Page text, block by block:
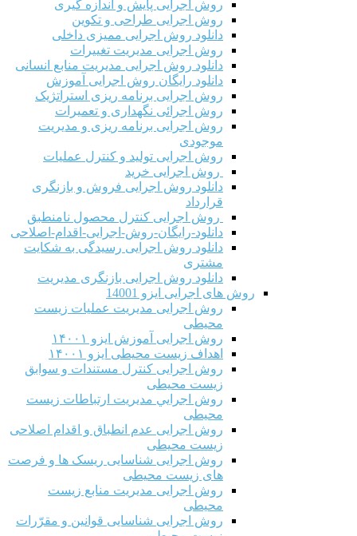
روش اجرایی پایش و اندازه گیری
روش اجرایی طراحی و تکوین
دانلود روش اجرایی ممیزی داخلی
روش اجرایی مدیریت تغییرات
دانلود روش اجرایی مدیریت منابع انسانی
دانلود رایگان روش اجرایی آموزش
روش اجرایی برنامه ریزی استراتژیک
روش اجرائی نگهداری و تعمیرات
روش اجرایی برنامه ریزی و مدیریت
موجودی
روش اجرایی تولید و کنترل عملیات
روش اجرایی خرید
دانلود روش اجرایی فروش و بازنگری
قرارداد
روش اجرایی کنترل محصول نامنطبق
دانلود-رایگان-روش-اجرایی-اقدام-اصلاحی
دانلود روش اجرایی رسیدگی به شکایت
مشتری
دانلود روش اجرایی بازنگری مدیریت
روش های اجرایی ایزو 14001
روش اجرایی مدیریت عملیات زیست
محیطی
روش اجرایی آموزش ایزو ۱۴۰۰۱
اهداف زیست محیطی ایزو ۱۴۰۰۱
روش اجرایی کنترل مستندات و سوابق
زیست محیطی
روش اجرايي مدیریت ارتباطات زیست
محیطی
روش اجرایی عدم انطباق و اقدام اصلاحی
زیست محیطی
روش اجرایی شناسایی ریسک ها و فرصت
های زیست محیطی
روش اجرایی مدیریت منابع زیست
محیطی
روش اجرایی شناسایی قوانین و مقرّرات